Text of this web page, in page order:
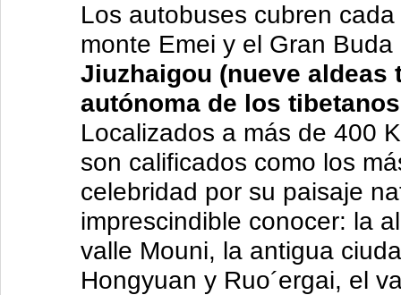
Los autobuses cubren
monte Emei y el Gran
Jiuzhaigou (nueve aldeas
autónoma de los
Localizados a más de 400
son calificados como los
celebridad por su paisaje
imprescindible conocer: la
valle Mouni, la antigua
Hongyuan y Ruo´ergai, el